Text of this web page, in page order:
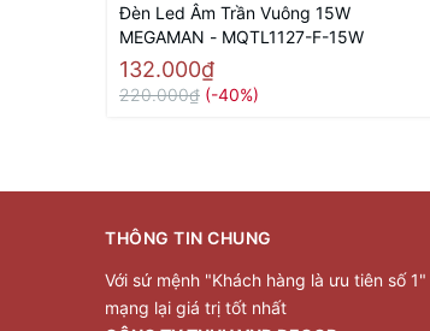
Đèn Led Âm Trần Vuông 15W
MEGAMAN - MQTL1127-F-15W
132.000₫
220.000₫ (-40%)
THÔNG TIN CHUNG
Với sứ mệnh "Khách hàng là ưu tiên số
mạng lại giá trị tốt nhất